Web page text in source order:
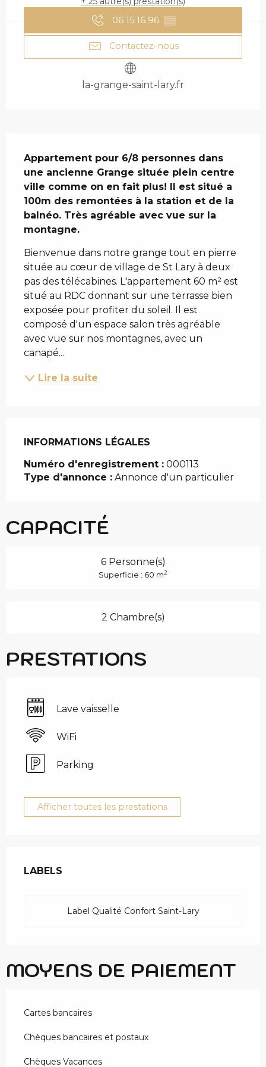
06 15 16 96 ▒▒
Contactez-nous
la-grange-saint-lary.fr
Appartement pour 6/8 personnes dans
une ancienne Grange située plein centre
ville comme on en fait plus! Il est situé a
100m des remontées à la station et de la
balnéo. Très agréable avec vue sur la
montagne.
Bienvenue dans notre grange tout en pierre
située au cœur de village de St Lary à deux
pas des télécabines. L'appartement 60 m² est
situé au RDC donnant sur une terrasse bien
exposée pour profiter du soleil. Il est
composé d'un espace salon très agréable
avec vue sur nos montagnes, avec un
canapé...
Lire la suite
INFORMATIONS LÉGALES
INFORMATIONS LÉGALES
Numéro d'enregistrement : 000113
Type d'annonce : Annonce d'un particulier
CAPACITÉ
6 Personne(s)
Superficie : 60 m2
2 Chambre(s)
PRESTATIONS
Lave vaisselle
WiFi
Parking
Afficher toutes les prestations
LABELS
LABELS
Label Qualité Confort Saint-Lary
MOYENS DE PAIEMENT
Cartes bancaires
Chèques bancaires et postaux
Chèques Vacances